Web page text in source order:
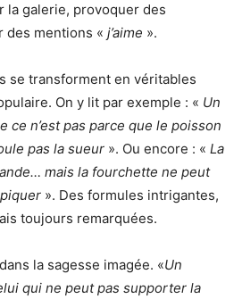
la galerie, provoquer des
des mentions « j’aime ».
se transforment en véritables
On y lit par exemple : « Un
ce n’est pas parce que le poisson
pas la sueur ». Ou encore : « La
mais la fourchette ne peut
». Des formules intrigantes,
toujours remarquées.
la sagesse imagée. «Un
qui ne peut pas supporter la